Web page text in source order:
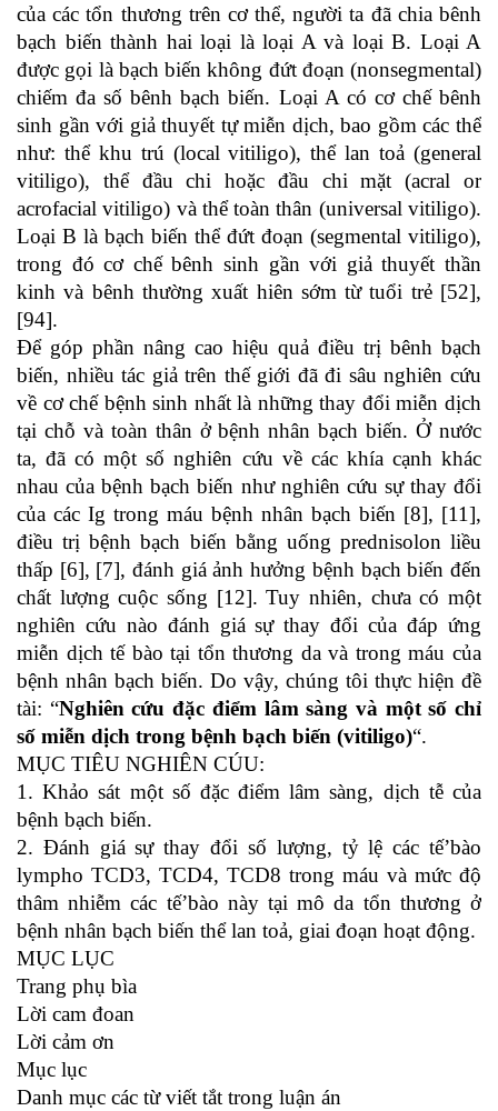
của các tổn thương trên cơ thể, người ta đã chia bênh
bạch biến thành hai loại là loại A và loại B. Loại A
được gọi là bạch biến không đứt đoạn (nonsegmental)
chiếm đa số bênh bạch biến. Loại A có cơ chế bênh
sinh gần với giả thuyết tự miễn dịch, bao gồm các thể
như: thể khu trú (local vitiligo), thể lan toả (general
vitiligo), thể đầu chi hoặc đầu chi mặt (acral or
acrofacial vitiligo) và thể toàn thân (universal vitiligo).
Loại B là bạch biến thể đứt đoạn (segmental vitiligo),
trong đó cơ chế bênh sinh gần với giả thuyết thần
kinh và bênh thường xuất hiên sớm từ tuổi trẻ [52],
[94].
Để góp phần nâng cao hiệu quả điều trị bênh bạch
biến, nhiều tác giả trên thế giới đã đi sâu nghiên cứu
về cơ chế bệnh sinh nhất là những thay đổi miễn dịch
tại chỗ và toàn thân ở bệnh nhân bạch biến. Ở nước
ta, đã có một số nghiên cứu về các khía cạnh khác
nhau của bệnh bạch biến như nghiên cứu sự thay đổi
của các Ig trong máu bệnh nhân bạch biến [8], [11],
điều trị bệnh bạch biến bằng uống prednisolon liều
thấp [6], [7], đánh giá ảnh hưởng bệnh bạch biến đến
chất lượng cuộc sống [12]. Tuy nhiên, chưa có một
nghiên cứu nào đánh giá sự thay đổi của đáp ứng
miễn dịch tế bào tại tổn thương da và trong máu của
bệnh nhân bạch biến. Do vậy, chúng tôi thực hiện đề
tài: “Nghiên cứu đặc điểm lâm sàng và một số chỉ
số miễn dịch trong bệnh bạch biến (vitiligo)“.
MỤC TIÊU NGHIÊN CÚU:
1. Khảo sát một số đặc điểm lâm sàng, dịch tễ của
bệnh bạch biến.
2. Đánh giá sự thay đổi số lượng, tỷ lệ các tế’bào
lympho TCD3, TCD4, TCD8 trong máu và mức độ
thâm nhiễm các tế’bào này tại mô da tổn thương ở
bệnh nhân bạch biến thể lan toả, giai đoạn hoạt động.
MỤC LỤC
Trang phụ bìa
Lời cam đoan
Lời cảm ơn
Mục lục
Danh mục các từ viết tắt trong luận án